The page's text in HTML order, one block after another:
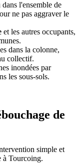
l'ensemble de
ne pas aggraver le
et les autres occupants,
dans la colonne,
collectif.
inondées par
les sous-sols.
de
simple et
à Tourcoing.